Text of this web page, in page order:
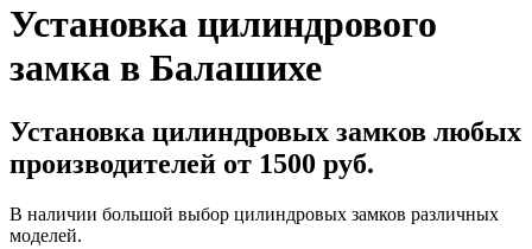
Установка цилиндрового
замка в Балашихе
Установка цилиндровых замков любых
производителей от 1500 руб.
В наличии большой выбор цилиндровых замков различных
моделей.